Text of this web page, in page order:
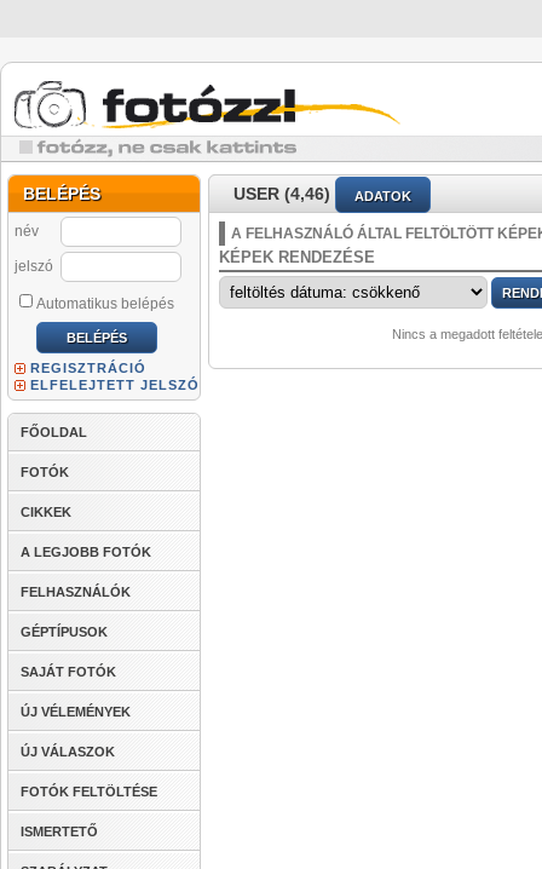
BELÉPÉS
név
jelszó
Automatikus belépés
REGISZTRÁCIÓ
ELFELEJTETT JELSZÓ
FŐOLDAL
FOTÓK
CIKKEK
A LEGJOBB FOTÓK
FELHASZNÁLÓK
GÉPTÍPUSOK
SAJÁT FOTÓK
ÚJ VÉLEMÉNYEK
ÚJ VÁLASZOK
FOTÓK FELTÖLTÉSE
ISMERTETŐ
USER (4,46) ADATOK
A FELHASZNÁLÓ ÁLTAL FELTÖLTÖTT
KÉPEK RENDEZÉSE
Nincs a megadott